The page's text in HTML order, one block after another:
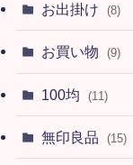
お出掛け (8)
お買い物 (9)
100均 (11)
無印良品 (15)